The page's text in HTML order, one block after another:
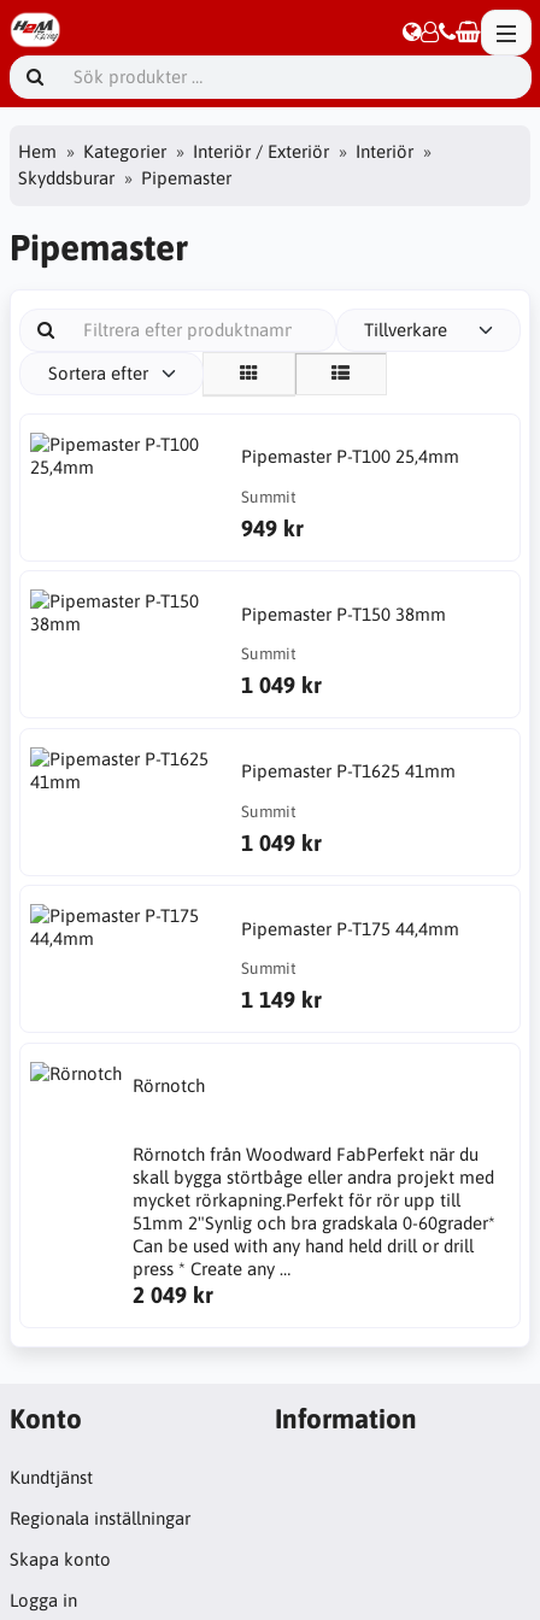
Hem Kategorier Interiör / Exteriör
Interiör
Skyddsburar
Pipemaster
Pipemaster
Tillverkare
Sortera efter
Pipemaster P-T100 25,4mm
Summit
949 kr
Pipemaster P-T150 38mm
Summit
1 049 kr
Pipemaster P-T1625 41mm
Summit
1 049 kr
Pipemaster P-T175 44,4mm
Summit
1 149 kr
Rörnotch
Rörnotch från Woodward FabPerfekt när du
skall bygga störtbåge eller andra projekt med
mycket rörkapning.Perfekt för rör upp till
51mm 2"Synlig och bra gradskala 0-60grader*
Can be used with any hand held drill or drill
press * Create any …
2 049 kr
Konto
Kundtjänst
Regionala inställningar
Skapa konto
Logga in
Information